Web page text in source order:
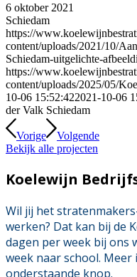
6 oktober 2021
Schiedam
https://
content/uploads/2021/10/
Schiedam-uitgelichte-
https://
content/uploads/2025/05/
10-06 15:52:422021-10-06
der Valk Schiedam
Vorige
Volgende
Bekijk alle projecten
Koelewijn
Wil jij het
werken? Dat kan bij de
dagen per week bij ons
week naar school.
onderstaande knop.